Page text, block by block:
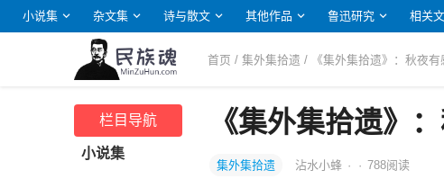
小说集 杂文集 诗与散文 其他作品 鲁迅研究 相关
首页 /集外集拾遗 / 《集外集拾遗》：秋夜有
栏目导航
小说集
《集外集拾遗》
集外集拾遗 沾水小蜂 · · 788阅读